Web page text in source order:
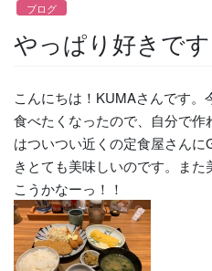
ブログ
やっぱり好きです
こんにちは！KUMAさんです
食べたくなったので、自分で
はついつい近くの定食屋さん
きとても美味しいのです。ま
こうかな